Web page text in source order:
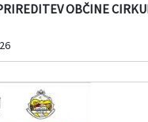
OBČINE